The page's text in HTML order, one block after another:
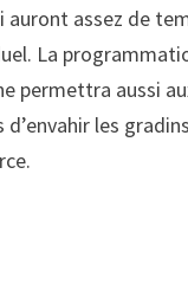
auront assez de
La
permettra aussi
d’envahir les